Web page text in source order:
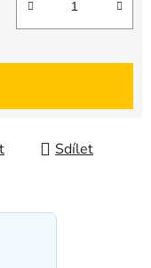
Sdílet